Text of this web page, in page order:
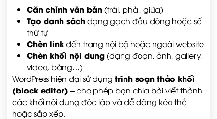
Căn chỉnh văn bản(trái, phải, giữa)
Tạo danh sáchdạng gạch đầu dòng hoặc số
thứ tự
Chèn linkđến trang nội bộ hoặc ngoài website
Chèn khối nội dung(dạng đoạn, ảnh, gallery,
video, bảng…)
WordPress hiện đại sử dụng trình soạn thảo khối
(block editor) – cho phép bạn chia bài viết thành
các khối nội dung độc lập và dễ dàng kéo thả
hoặc sắp xếp.